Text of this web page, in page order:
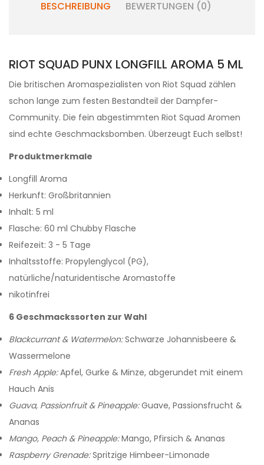
BESCHREIBUNG BEWERTUNGEN (0)
RIOT SQUAD PUNX LONGFILL AROMA 5 ML
Die britischen Aromaspezialisten von Riot Squad zählen
schon lange zum festen Bestandteil der Dampfer-
Community. Die fein abgestimmten Riot Squad Aromen
sind echte Geschmacksbomben. Überzeugt Euch selbst!
Produktmerkmale
Longfill Aroma
Herkunft: Großbritannien
Inhalt: 5 ml
Flasche: 60 ml Chubby Flasche
Reifezeit: 3 - 5 Tage
Inhaltsstoffe: Propylenglycol (PG),
natürliche/naturidentische Aromastoffe
nikotinfrei
6 Geschmackssorten zur Wahl
Blackcurrant & Watermelon:Schwarze Johannisbeere &
Wassermelone
Fresh Apple:Apfel, Gurke & Minze, abgerundet mit einem
Hauch Anis
Guava, Passionfruit & Pineapple:Guave, Passionsfrucht &
Ananas
Mango, Peach & Pineapple:Mango, Pfirsich & Ananas
Raspberry Grenade:Spritzige Himbeer-Limonade